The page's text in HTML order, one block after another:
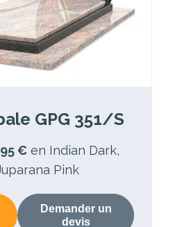
GPG 351/S
€ en Indian Dark,
Pink
Demander un
devis